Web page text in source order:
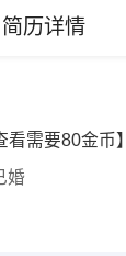
简历详情
看需要80金币】
婚